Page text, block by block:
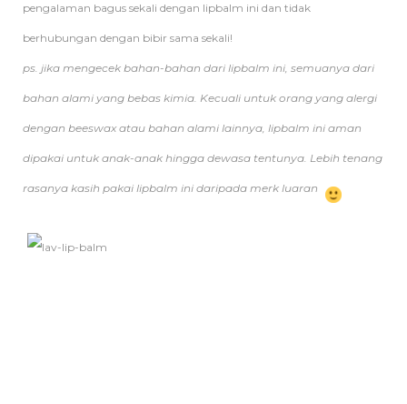
pengalaman bagus sekali dengan lipbalm ini dan tidak
berhubungan dengan bibir sama sekali!
ps. jika mengecek bahan-bahan dari lipbalm ini, semuanya dari
bahan alami yang bebas kimia. Kecuali untuk orang yang alergi
dengan beeswax atau bahan alami lainnya, lipbalm ini aman
dipakai untuk anak-anak hingga dewasa tentunya. Lebih tenang
rasanya kasih pakai lipbalm ini daripada merk luaran